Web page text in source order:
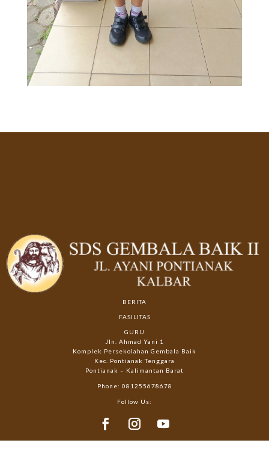
BERITA
FASILITAS
GURU
Jln. Ahmad Yani 1
Komplek Persekolahan Gembala Baik
Kec. Pontianak Tenggara
Pontianak – Kalimantan Barat
Phone: 081255678678
Follow Us: